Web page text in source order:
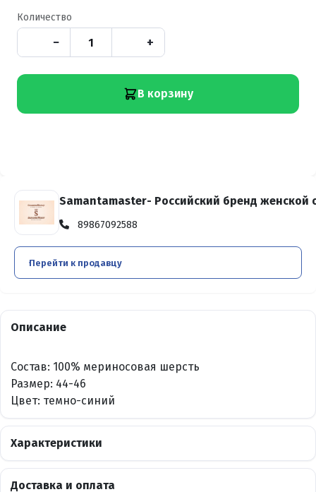
Количество
− +
В корзину
Samantamaster- Российский бренд женской
89867092588
Перейти к продавцу
Описание
Состав: 100% мериносовая шерсть
Размер: 44-46
Цвет: темно-синий
Характеристики
Доставка и оплата